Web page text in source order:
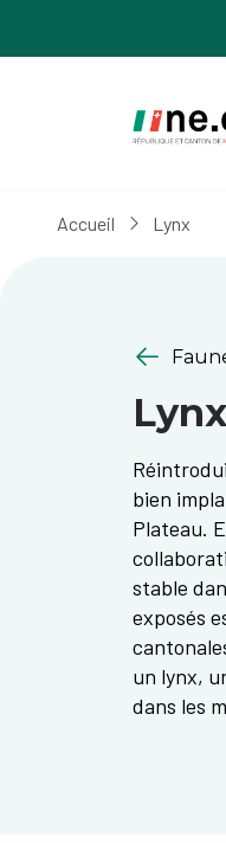
Accueil Lynx
Lynx
bien
Plateau.
stable
exposés
un lynx,
dans les